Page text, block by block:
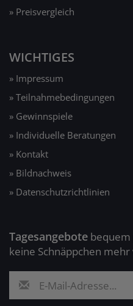
» Preisvergleich
WICHTIGES
» Impressum
» Teilnahmebedingungen
» Gewinnspiele
» Individuelle Beratungen
» Kontakt
» Bildnachweis
» Datenschutzrichtlinien
Tagesangebote bequem
keine Schnäppchen mehr